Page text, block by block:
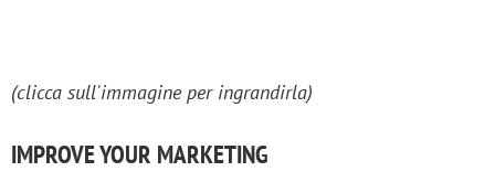
(clicca sull'immagine per ingrandirla)
IMPROVE YOUR MARKETING